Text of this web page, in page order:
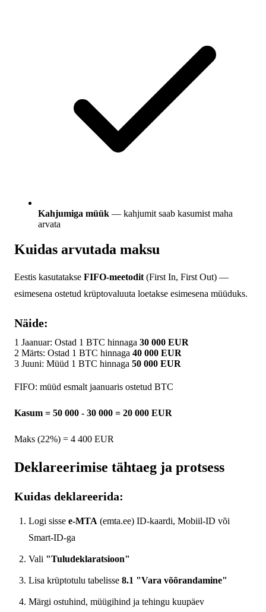
Kahjumiga müük — kahjumit saab kasumist maha
arvata
Kuidas arvutada maksu
Eestis kasutatakse FIFO-meetodit(First In, First Out) —
esimesena ostetud krüptovaluuta loetakse esimesena müüduks.
Näide:
1 Jaanuar: Ostad 1 BTC hinnaga 30 000 EUR
2 Märts: Ostad 1 BTC hinnaga 40 000 EUR
3 Juuni: Müüd 1 BTC hinnaga 50 000 EUR
FIFO: müüd esmalt jaanuaris ostetud BTC
Kasum = 50 000 - 30 000 = 20 000 EUR
Maks (22%) = 4 400 EUR
Deklareerimise tähtaeg ja protsess
Kuidas deklareerida:
Logi sisse e-MTA (emta.ee) ID-kaardi, Mobiil-ID või
Smart-ID-ga
Vali "Tuludeklaratsioon"
Lisa krüptotulu tabelisse 8.1 "Vara võõrandamine"
Märgi ostuhind, müügihind ja tehingu kuupäev